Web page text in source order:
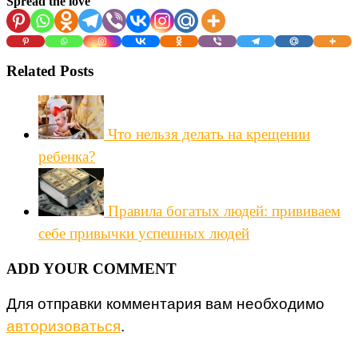
Related Posts
Что нельзя делать на крещении
ребенка?
Правила богатых людей: прививаем
себе привычки успешных людей
ADD YOUR COMMENT
Для отправки комментария вам необходимо
авторизоваться.